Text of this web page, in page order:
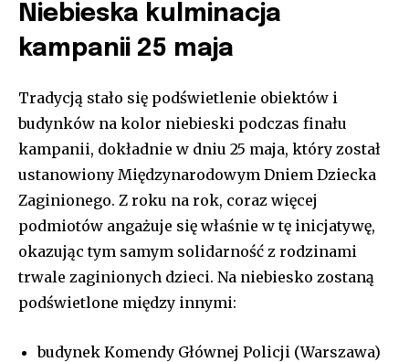
Niebieska kulminacja
kampanii 25 maja
Tradycją stało się podświetlenie obiektów i
budynków na kolor niebieski podczas finału
kampanii, dokładnie w dniu 25 maja, który został
ustanowiony Międzynarodowym Dniem Dziecka
Zaginionego. Z roku na rok, coraz więcej
podmiotów angażuje się właśnie w tę inicjatywę,
okazując tym samym solidarność z rodzinami
trwale zaginionych dzieci. Na niebiesko zostaną
podświetlone między innymi:
budynek Komendy Głównej Policji (Warszawa)